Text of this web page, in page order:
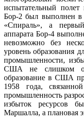
испытательный полет
Бор-2 был выполнен
«Спираль», а
аппарата Бор-4
невозможно без
уровень образования
промышленности,
США не слишком
образование в США
1958 года,
промышленность
избыток ресурсов
Маршалла, а плановая